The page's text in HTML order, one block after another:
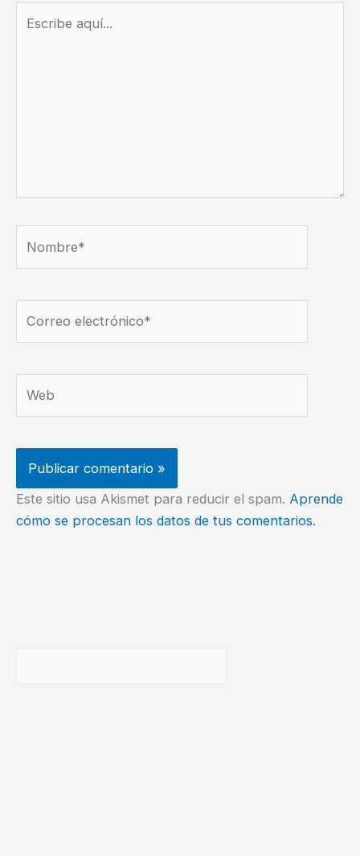
electrónico*
Este sitio usa Akismet para reducir el spam. Aprende
cómo se procesan los datos de tus comentarios.